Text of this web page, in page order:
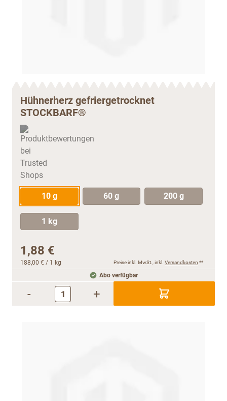
Hühnerherz gefriergetrocknet
STOCKBARF®
10 g 60 g 200 g
1 kg
1,88 €
188,00 € / 1 kg Preise inkl. MwSt., inkl. Versandkosten **
Abo verfügbar
- +